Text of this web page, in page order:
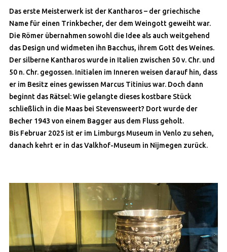
Das erste Meisterwerk ist der Kantharos – der griechische
Name für einen Trinkbecher, der dem Weingott geweiht war.
Die Römer übernahmen sowohl die Idee als auch weitgehend
das Design und widmeten ihn Bacchus, ihrem Gott des Weines.
Der silberne Kantharos wurde in Italien zwischen 50 v. Chr. und
50 n. Chr. gegossen. Initialen im Inneren weisen darauf hin, dass
er im Besitz eines gewissen Marcus Titinius war. Doch dann
beginnt das Rätsel: Wie gelangte dieses kostbare Stück
schließlich in die Maas bei Stevensweert? Dort wurde der
Becher 1943 von einem Bagger aus dem Fluss geholt.
Bis Februar 2025 ist er im Limburgs Museum in Venlo zu sehen,
danach kehrt er in das Valkhof-Museum in Nijmegen zurück.